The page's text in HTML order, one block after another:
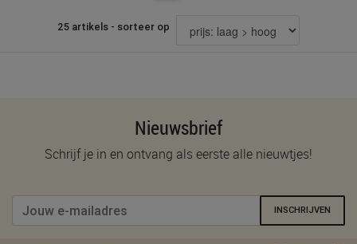
25 artikels - sorteer op
Nieuwsbrief
Schrijf je in en ontvang als eerste alle nieuwtjes!
INSCHRIJVEN